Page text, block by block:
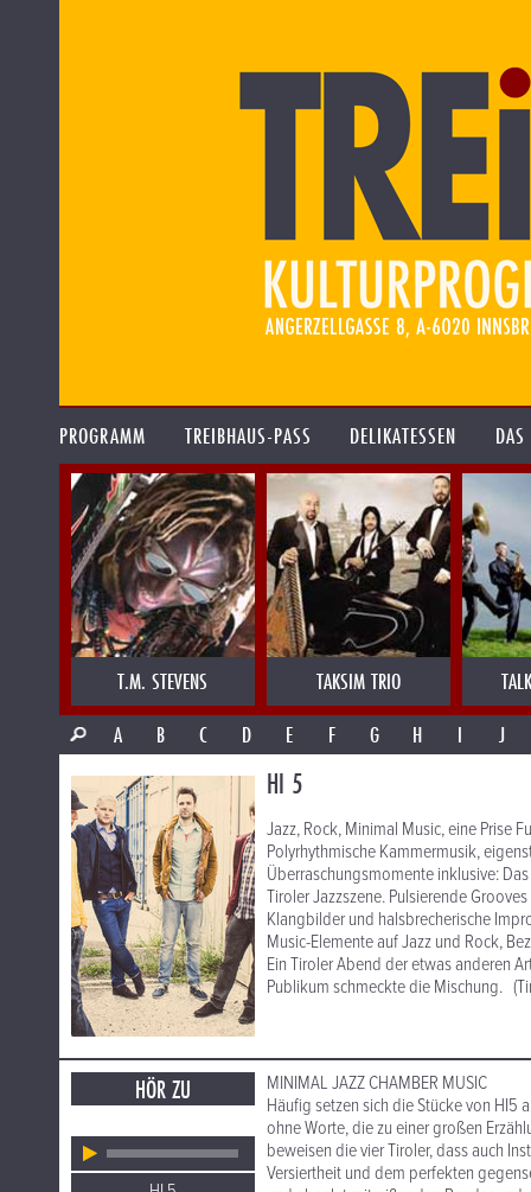
PROGRAMM TREIBHAUS-PASS DELIKATESSEN
T.M. STEVENS TAKSIM TRIO
A
B C D E F G H I J
HI 5
Jazz, Rock, Minimal Music, eine Prise
Polyrhythmische Kammermusik,
Überraschungsmomente inklusive:
Tiroler Jazzszene. Pulsierende
Klangbilder und halsbrecherische
Music-Elemente auf Jazz und Rock,
Ein Tiroler Abend der etwas anderen
Publikum schmeckte die Mischung.
HÖR ZU
MINIMAL JAZZ CHAMBER MUSIC
Häufig setzen sich die Stücke von HI5
ohne Worte, die zu einer großen
beweisen die vier Tiroler, dass auch
Versiertheit und dem perfekten